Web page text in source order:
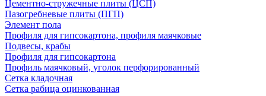
Цементно-стружечные плиты (ЦСП)
Пазогребневые плиты (ПГП)
Элемент пола
Профиля для гипсокартона, профиля маячковые
Подвесы, крабы
Профиля для гипсокартона
Профиль маячковый, уголок перфорированный
Сетка кладочная
Сетка рабица оцинкованная